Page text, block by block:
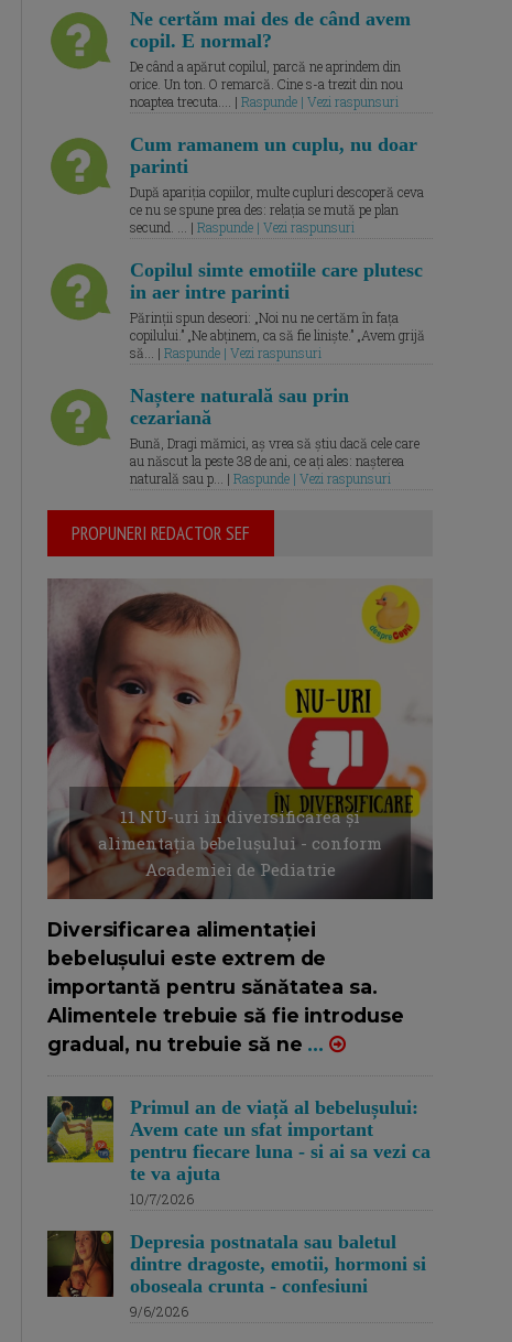
Ne certăm mai des de când avem
copil. E normal?
De când a apărut copilul, parcă ne aprindem din
orice. Un ton. O remarcă. Cine s-a trezit din nou
noaptea trecuta.... | Raspunde | Vezi raspunsuri
Cum ramanem un cuplu, nu doar
parinti
După apariția copiilor, multe cupluri descoperă ceva
ce nu se spune prea des: relația se mută pe plan
secund. ... | Raspunde | Vezi raspunsuri
Copilul simte emotiile care plutesc
in aer intre parinti
Părinții spun deseori: „Noi nu ne certăm în fața
copilului.” „Ne abținem, ca să fie liniște.” „Avem grijă
să... | Raspunde | Vezi raspunsuri
Naștere naturală sau prin
cezariană
Bună, Dragi mămici, aș vrea să știu dacă cele care
au născut la peste 38 de ani, ce ați ales: nașterea
naturală sau p... | Raspunde | Vezi raspunsuri
PROPUNERI REDACTOR SEF
11 NU-uri in diversificarea și
alimentația bebelușului - conform
Academiei de Pediatrie
Diversificarea alimentației
bebelușului este extrem de
importantă pentru sănătatea sa.
Alimentele trebuie să fie introduse
gradual, nu trebuie să ne ...
Primul an de viață al bebelușului:
Avem cate un sfat important
pentru fiecare luna - si ai sa vezi ca
te va ajuta
10/7/2026
Depresia postnatala sau baletul
dintre dragoste, emotii, hormoni si
oboseala crunta - confesiuni
9/6/2026